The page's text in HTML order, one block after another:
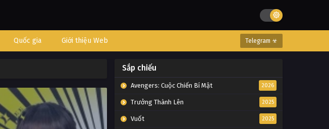
Quốc gia Giới thiệu Web Telegram ☣
Sắp chiếu
Avengers: Cuộc Chiến Bí Mật 2026
Trưởng Thành Lên 2025
Vuốt 2025